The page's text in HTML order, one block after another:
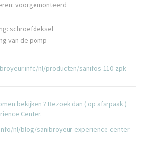
voorgemonteerd
schroefdeksel
van de pomp
nl/producten/sanifos-110-zpk
bekijken ? Bezoek dan ( op afsrpaak )
Center.
nl/blog/sanibroyeur-experience-center-